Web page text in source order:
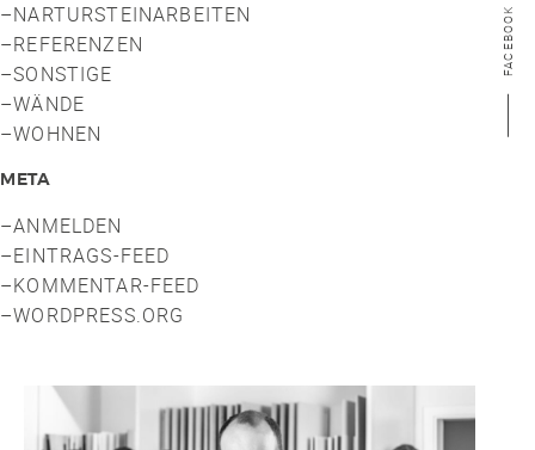
FACEBOOK
NARTURSTEINARBEITEN
REFERENZEN
SONSTIGE
WÄNDE
WOHNEN
META
ANMELDEN
EINTRAGS-FEED
KOMMENTAR-FEED
WORDPRESS.ORG